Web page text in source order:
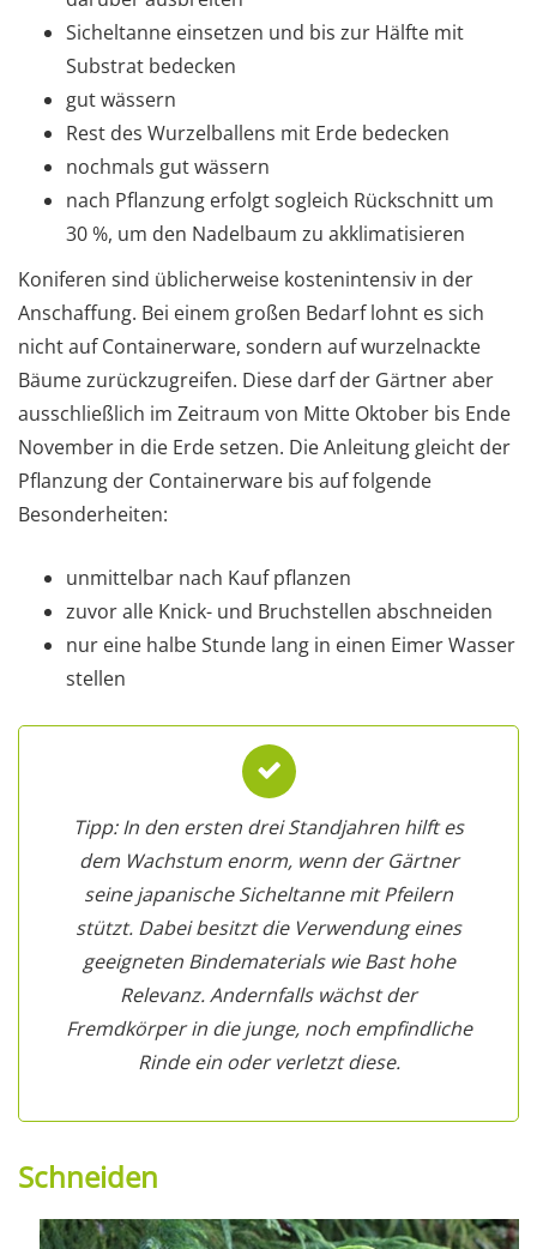
Sicheltanne einsetzen und bis zur Hälfte mit
Substrat bedecken
gut wässern
Rest des Wurzelballens mit Erde bedecken
nochmals gut wässern
nach Pflanzung erfolgt sogleich Rückschnitt um
30 %, um den Nadelbaum zu akklimatisieren
Koniferen sind üblicherweise kostenintensiv in der
Anschaffung. Bei einem großen Bedarf lohnt es sich
nicht auf Containerware, sondern auf wurzelnackte
Bäume zurückzugreifen. Diese darf der Gärtner aber
ausschließlich im Zeitraum von Mitte Oktober bis Ende
November in die Erde setzen. Die Anleitung gleicht der
Pflanzung der Containerware bis auf folgende
Besonderheiten:
unmittelbar nach Kauf pflanzen
zuvor alle Knick- und Bruchstellen abschneiden
nur eine halbe Stunde lang in einen Eimer Wasser
stellen
Tipp: In den ersten drei Standjahren hilft es
dem Wachstum enorm, wenn der Gärtner
seine japanische Sicheltanne mit Pfeilern
stützt. Dabei besitzt die Verwendung eines
geeigneten Bindematerials wie Bast hohe
Relevanz. Andernfalls wächst der
Fremdkörper in die junge, noch empfindliche
Rinde ein oder verletzt diese.
Schneiden